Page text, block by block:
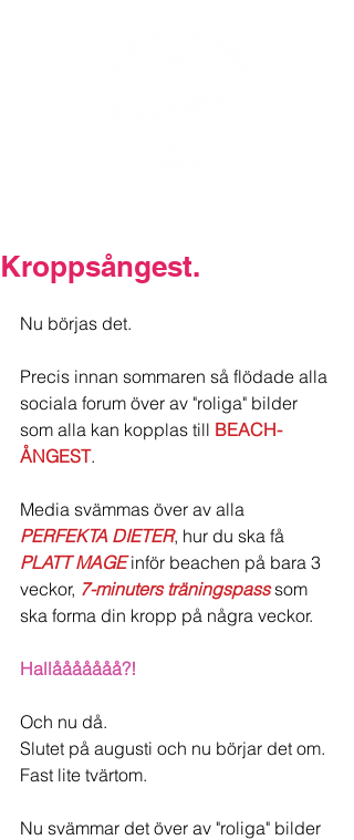
Kroppsångest.
Nu börjas det.
Precis innan sommaren så flödade alla
sociala forum över av "roliga" bilder
som alla kan kopplas till BEACH-
ÅNGEST.
Media svämmas över av alla
PERFEKTA DIETER, hur du ska få
PLATT MAGE inför beachen på bara 3
veckor, 7-minuters träningspass som
ska forma din kropp på några veckor.
Hallååååååå?!
Och nu då.
Slutet på augusti och nu börjar det om.
Fast lite tvärtom.
Nu svämmar det över av "roliga" bilder